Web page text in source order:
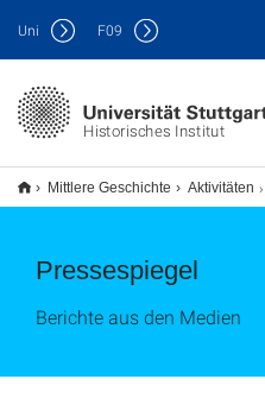
Historisches Institut
Uni F09
Mittlere Geschichte Aktivitäten
Pressespiegel
Berichte aus den Medien